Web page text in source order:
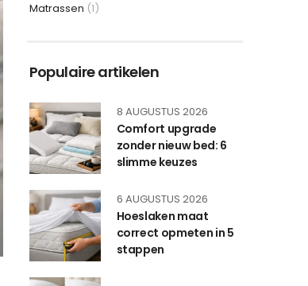
Matrassen (1)
Populaire artikelen
8 AUGUSTUS 2026
Comfort upgrade
zonder nieuw bed: 6
slimme keuzes
6 AUGUSTUS 2026
Hoeslaken maat
correct opmeten in 5
stappen